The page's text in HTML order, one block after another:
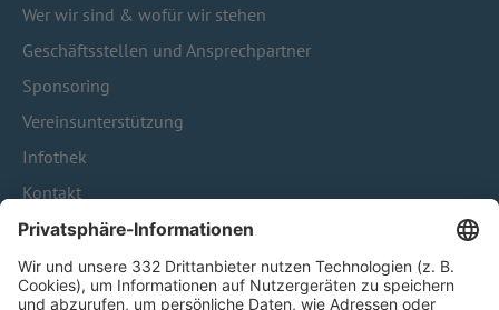
Wer wir sind & wofür wir stehen
Geschäftsstellen und Ansprechpartner
Sponsoring
Vereinsunterstützung
Infothek
Kontakt
HÄUFIG BESUCHTE SEITEN
Pässe und Vereinswechsel